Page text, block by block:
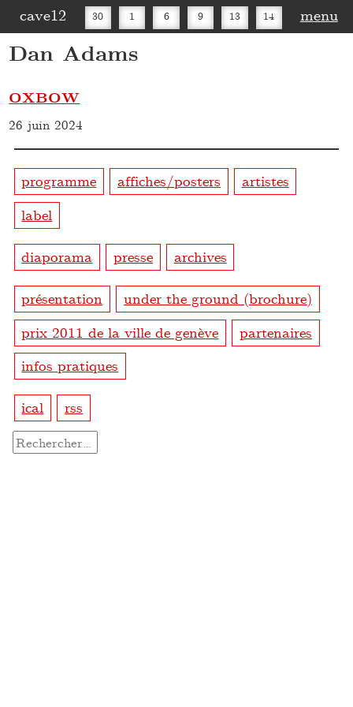
cave12 30 1 6 9 13 14
16
menu
Dan Adams
OXBOW
26 juin 2024
programme affiches/posters
artistes
label
diaporama presse archives
présentation
under the ground (brochure)
prix 2011 de la ville de genève
partenaires
infos pratiques
ical rss
Rechercher :